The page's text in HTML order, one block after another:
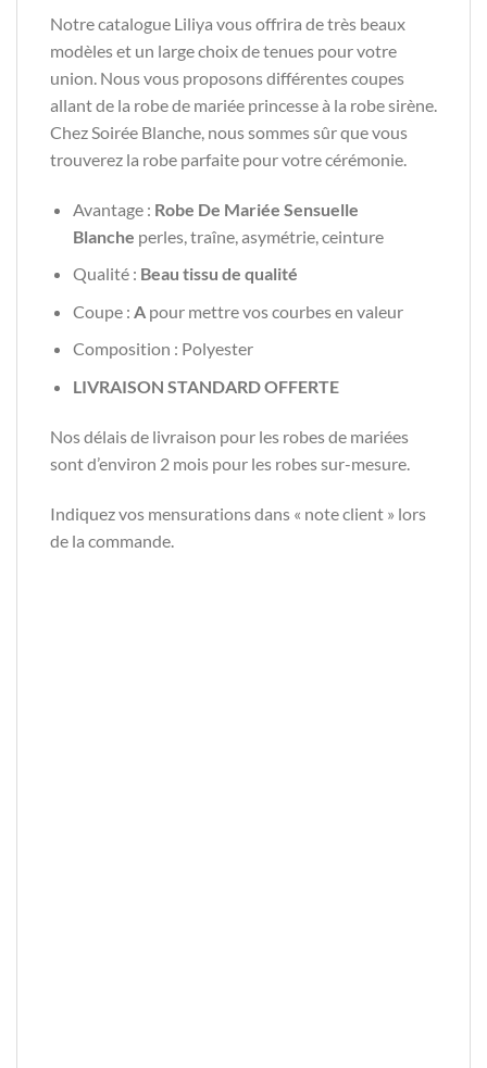
Notre catalogue Liliya vous offrira de très beaux
modèles et un large choix de tenues pour votre
union. Nous vous proposons différentes coupes
allant de la robe de mariée princesse à la robe sirène.
Chez Soirée Blanche, nous sommes sûr que vous
trouverez la robe parfaite pour votre cérémonie.
Avantage : Robe De Mariée Sensuelle
Blanche perles, traîne, asymétrie, ceinture
Qualité : Beau tissu de qualité
Coupe : A pour mettre vos courbes en valeur
Composition : Polyester
LIVRAISON STANDARD OFFERTE
Nos délais de livraison pour les robes de mariées
sont d’environ 2 mois pour les robes sur-mesure.
Indiquez vos mensurations dans « note client » lors
de la commande.